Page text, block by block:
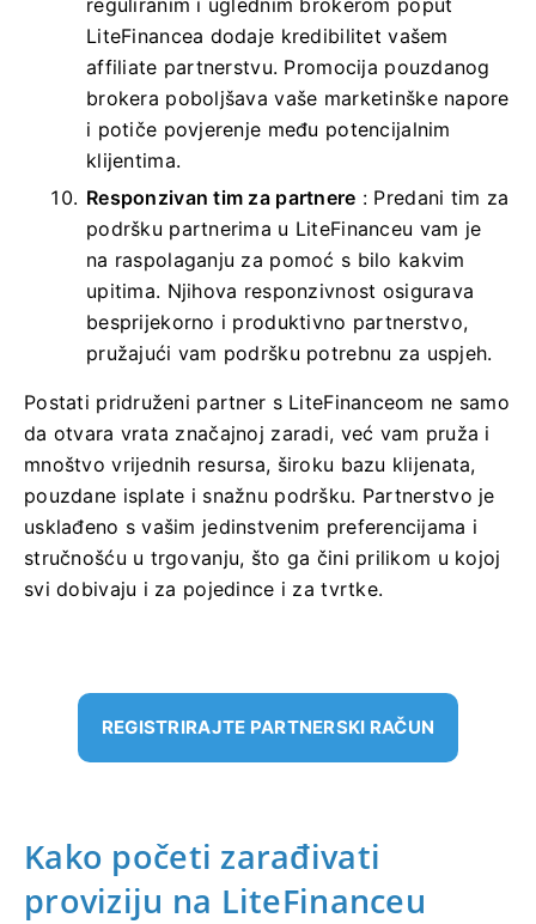
reguliranim i uglednim brokerom poput
LiteFinancea dodaje kredibilitet vašem
affiliate partnerstvu. Promocija pouzdanog
brokera poboljšava vaše marketinške napore
i potiče povjerenje među potencijalnim
klijentima.
Responzivan tim za partnere : Predani tim za
podršku partnerima u LiteFinanceu vam je
na raspolaganju za pomoć s bilo kakvim
upitima. Njihova responzivnost osigurava
besprijekorno i produktivno partnerstvo,
pružajući vam podršku potrebnu za uspjeh.
Postati pridruženi partner s LiteFinanceom ne samo
da otvara vrata značajnoj zaradi, već vam pruža i
mnoštvo vrijednih resursa, široku bazu klijenata,
pouzdane isplate i snažnu podršku. Partnerstvo je
usklađeno s vašim jedinstvenim preferencijama i
stručnošću u trgovanju, što ga čini prilikom u kojoj
svi dobivaju i za pojedince i za tvrtke.
REGISTRIRAJTE PARTNERSKI RAČUN
Kako početi zarađivati ​​
proviziju na LiteFinanceu